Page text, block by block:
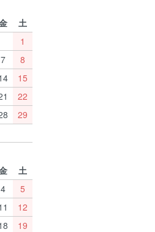
土
1
7
8
15
22
29
土
4
5
12
19